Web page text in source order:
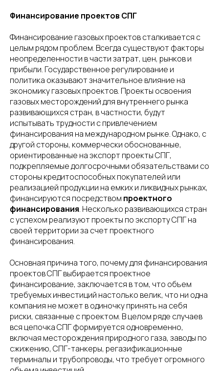
Финансирование проектов СПГ
Финансирование газовых проектов сталкивается с
целым рядом проблем. Всегда существуют факторы
неопределенности в части затрат, цен, рынков и
прибыли. Государственное регулирование и
политика оказывают значительное влияние на
экономику газовых проектов. Проекты освоения
газовых месторождений для внутреннего рынка
развивающихся стран, в частности, будут
испытывать трудности с привлечением
финансирования на международном рынке. Однако, с
другой стороны, коммерчески обоснованные,
ориентированные на экспорт проекты СПГ,
подкрепляемые долгосрочными обязательствами со
стороны кредитоспособных покупателей или
реализацией продукции на емких и ликвидных рынках,
финансируются посредством проектного
финансирования. Несколько развивающихся стран
с успехом реализуют проекты по экспорту СПГ на
своей территории за счет проектного
финансирования.
Основная причина того, почему для финансирования
проектов СПГ выбирается проектное
финансирование, заключается в том, что объем
требуемых инвестиций настолько велик, что ни одна
компания не может в одиночку принять на себя
риски, связанные с проектом. В целом ряде случаев
вся цепочка СПГ формируется одновременно,
включая месторождения природного газа, заводы по
сжижению, СПГ-танкеры, регазификационные
терминалы и трубопроводы, что требует огромного